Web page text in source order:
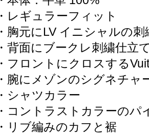
・レギュラーフィット
・胸元にLV イニシャルの刺
・背面にブークレ刺繍仕立
・フロントにクロスする
・腕にメゾンのシグネチ
・シャツカラー
・コントラストカラーのパ
・リブ編みのカフと裾